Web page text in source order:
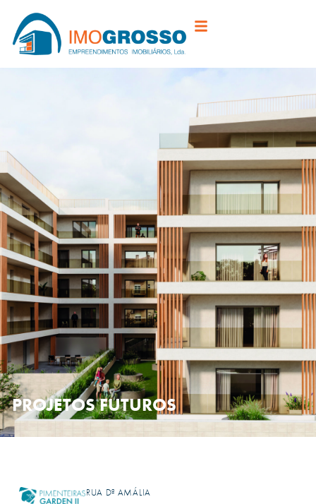
PROJETOS FUTUROS
RUA Dª AMÁLIA